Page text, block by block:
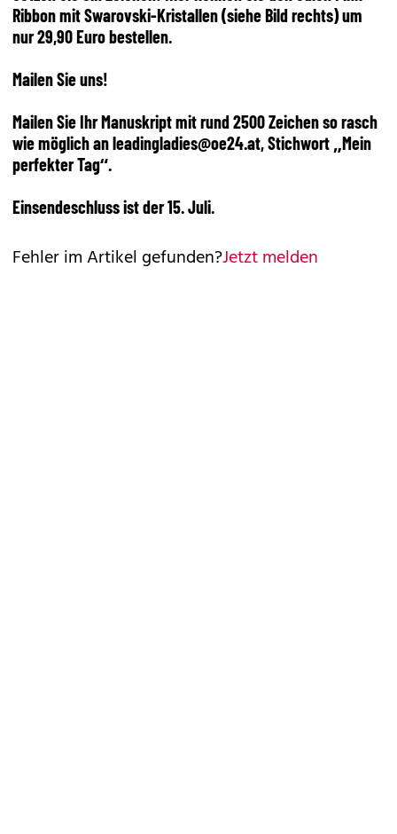
Ribbon mit Swarovski-Kristallen (siehe Bild rechts) um
nur 29,90 Euro bestellen.
Mailen Sie uns!
Mailen Sie Ihr Manuskript mit rund 2500 Zeichen so rasch
wie möglich an leadingladies@oe24.at, Stichwort „Mein
perfekter Tag“.
Einsende­schluss ist der 15. Juli.
Fehler im Artikel gefunden?Jetzt melden